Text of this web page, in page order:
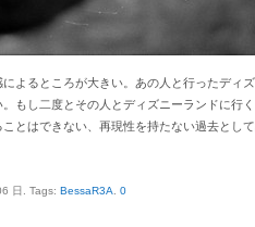
よるところが大きい。あの人と行ったディ
もし二度とその人とディズニーランドに行
とはできない、再現性を持たない過去とし
日. Tags: BessaR3A. 0